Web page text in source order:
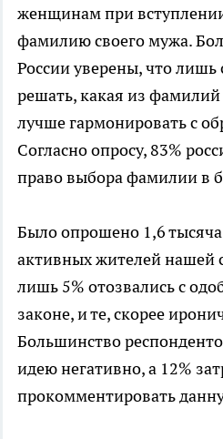
женщинам при
фамилию своего мужа.
России уверены, что
решать, какая из фамилий
лучше гармонировать с
Согласно опросу, 83%
право выбора фамилии в
Было опрошено 1,6
активных жителей нашей
лишь 5% отозвались с
законе, и те, скорее
Большинство
идею негативно, а 12%
прокомментировать